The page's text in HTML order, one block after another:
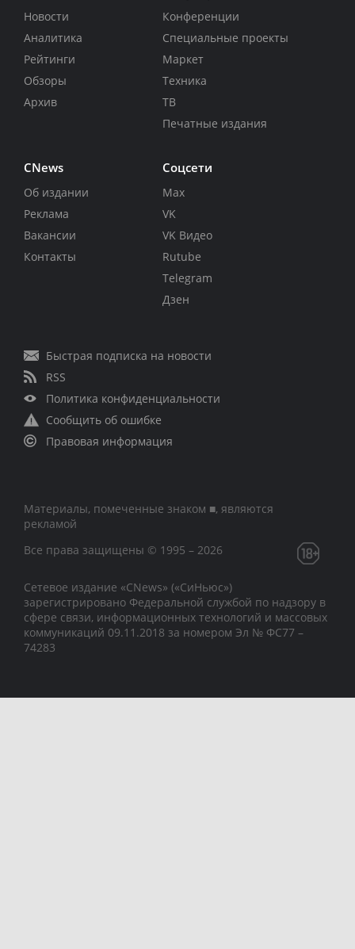
Новости
Аналитика
Рейтинги
Обзоры
Архив
Конференции
Специальные проекты
Маркет
Техника
ТВ
Печатные издания
CNews
Об издании
Реклама
Вакансии
Контакты
Соцсети
Max
VK
VK Видео
Rutube
Telegram
Дзен
Быстрая подписка на новости
RSS
Политика конфиденциальности
Сообщить об ошибке
Правовая информация
Материалы, помеченные знаком ■, являются
рекламой
Все права защищены © 1995 – 2026
Сетевое издание «CNews» («СиНьюс»)
зарегистрировано Федеральной службой по надзору в
сфере связи, информационных технологий и массовых
коммуникаций 09.11.2018 за номером Эл № ФС77 –
74283